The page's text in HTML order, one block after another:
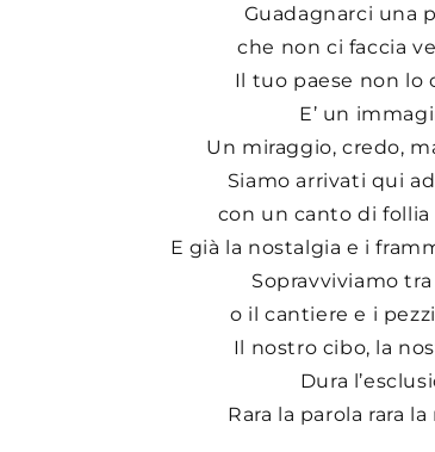
Guadagnarci una
che non ci faccia
Il tuo paese non lo
E’ un
Un miraggio, credo,
Siamo arrivati qui
con un canto di
E già la nostalgia e i
Sopravviviamo tra
o il cantiere e i
Il nostro cibo, la
Dura
Rara la parola rara